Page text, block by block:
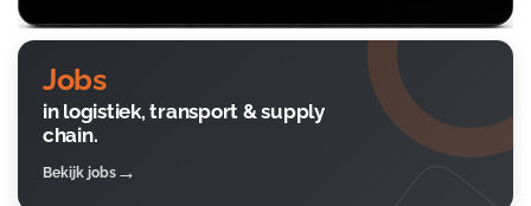
Jobs
in logistiek, transport & supply
chain.
Bekijk jobs